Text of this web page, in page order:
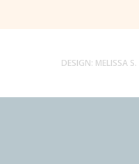
DESIGN: MELISSA S.